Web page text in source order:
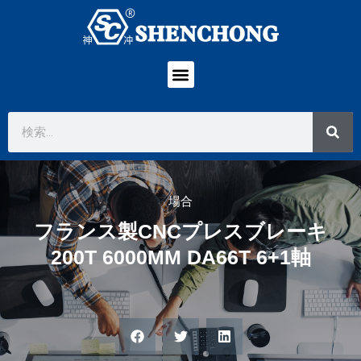
場合
フランス製CNCプレスブレーキ
200T 6000MM DA66T 6+1軸